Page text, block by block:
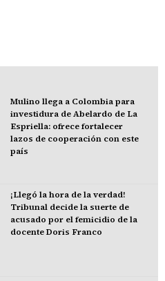
Mulino llega a Colombia para
investidura de Abelardo de La
Espriella: ofrece fortalecer
lazos de cooperación con este
país
¡Llegó la hora de la verdad!
Tribunal decide la suerte de
acusado por el femicidio de la
docente Doris Franco